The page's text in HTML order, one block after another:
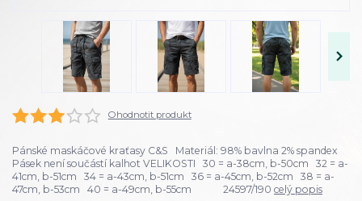
Ohodnotit produkt
Pánské maskáčové kraťasy C&S Materiál: 98% bavlna 2% spandex
Pásek není součástí kalhot VELIKOSTI 30 = a-38cm, b-50cm 32 = a-
41cm, b-51cm 34 = a-43cm, b-51cm 36 = a-45cm, b-52cm 38 = a-
47cm, b-53cm 40 = a-49cm, b-55cm 24597/190 celý popis